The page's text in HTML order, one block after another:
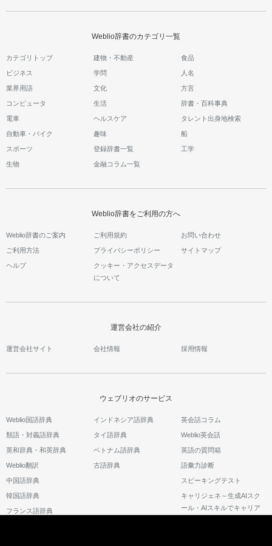
Weblio辞書のカテゴリ一覧
カテゴリトップ 建物・不動産 食品
ビジネス 学問 人名
業界用語 文化 方言
コンピュータ 生活 辞書・百科事典
電車 ヘルスケア タレント出身地検索
自動車・バイク 趣味 船
スポーツ 登録辞書一覧 工学
生物 金融コラム一覧
Weblio辞書をご利用の方へ
Weblio辞書のご案内 ご利用規約 お問い合わせ
ご利用方法 プライバシーポリシー サイトマップ
ヘルプ
クッキー・アクセスデータ
について
運営会社の紹介
運営会社サイト 会社情報 採用情報
ウェブリオのサービス
Weblio国語辞典
類語・対義語辞典
英和辞典・和英辞典
Weblio翻訳
中国語辞典
韓国語辞典
フランス語辞典
インドネシア語辞典
タイ語辞典
ベトナム語辞典
古語辞典
英会話コラム
Weblio英会話
英語の質問箱
語彙力診断
スピーキングテスト
キャリジェネ～生成AIスク
ール・AIスキルでキャリア